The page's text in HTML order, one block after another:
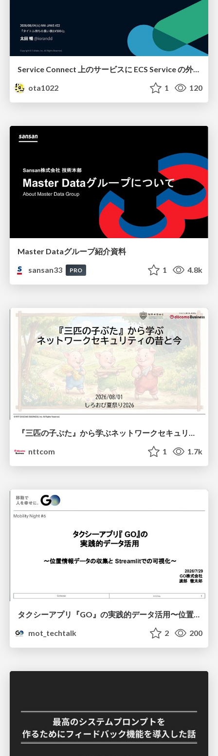
Service Connect 上のサービスに ECS Service の外側から到達できなかった話
ota1022
1 120
Master Dataグループ紹介資料
sansan33
PRO 1 4.8k
『三匹の子ぶた』から学ぶネットワークセキュリティの昔と今 / Network Security: Then and Now Through the Lens of The Three Little Pigs
nttcom
1 1.7k
タクシーアプリ『GO』の実践的データ活用〜位置情報データの収集とStreamlitでの可視化〜
mot_techtalk
2 200